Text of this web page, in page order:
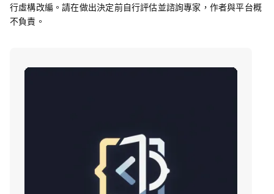
行虛構改編。請在做出決定前自行評估並諮詢專家，作者與平台概
不負責。